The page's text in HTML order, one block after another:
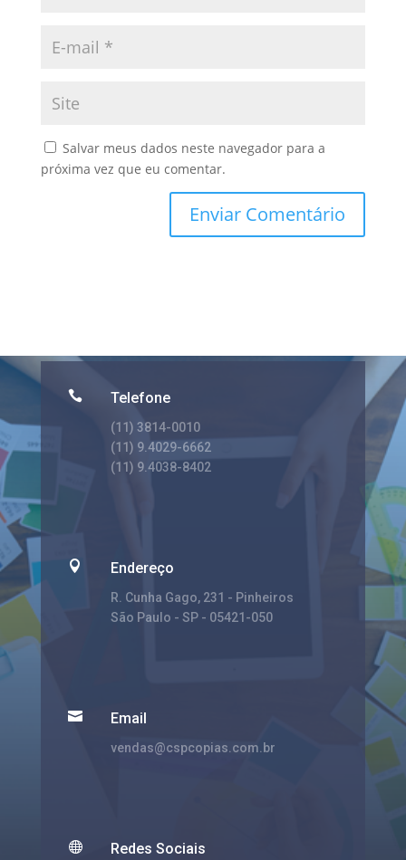
Salvar meus dados neste navegador para a
próxima vez que eu comentar.
 Telefone
(11) 3814-0010
(11) 9.4029-6662
(11) 9.4038-8402
 Endereço
R. Cunha Gago, 231 - Pinheiros
São Paulo - SP - 05421-050
 Email
vendas@cspcopias.com.br
 Redes Sociais